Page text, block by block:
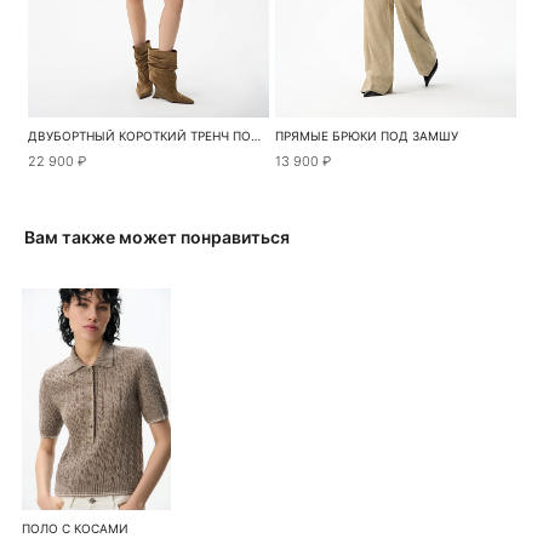
ДВУБОРТНЫЙ КОРОТКИЙ ТРЕНЧ ПОД ЗАМШУ
22 900 ₽
ПРЯМЫЕ БРЮКИ ПОД ЗАМШУ
13 900 ₽
Вам также может понравиться
ПОЛО С КОСАМИ